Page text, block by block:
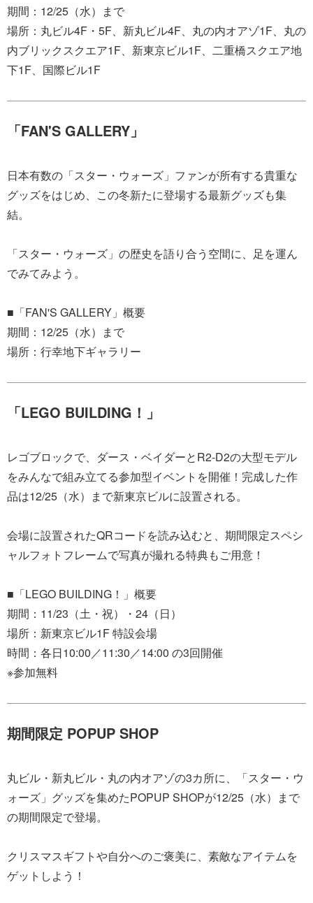
期間：12/25（水）まで
場所：丸ビル4F・5F、新丸ビル4F、丸の内オアゾ1F、丸の
内ブリックスクエア1F、新東京ビル1F、二重橋スクエア地
下1F、国際ビル1F
「FAN'S GALLERY」
日本有数の「スター・ウォーズ」ファンが所有する貴重な
グッズをはじめ、この冬新たに登場する最新グッズも集
結。
「スター・ウォーズ」の歴史を語り合う空間に、足を運ん
でみてみよう。
■「FAN'S GALLERY」概要
期間：12/25（水）まで
場所：行幸地下ギャラリー
「LEGO BUILDING！」
レゴブロックで、ダース・ベイダーとR2-D2の大型モデル
をみんなで組み立てる参加型イベントを開催！完成した作
品は12/25（水）まで新東京ビルに設置される。
会場に設置されたQRコードを読み込むと、期間限定スペシ
ャルフォトフレームで写真が撮れる特典もご用意！
■「LEGO BUILDING！」概要
期間：11/23（土・祝）・24（日）
場所：新東京ビル1F 特設会場
時間：各日10:00／11:30／14:00 の3回開催
※参加無料
期間限定 POPUP SHOP
丸ビル・新丸ビル・丸の内オアゾの3カ所に、「スター・ウ
ォーズ」グッズを集めたPOPUP SHOPが12/25（水）まで
の期間限定で登場。
クリスマスギフトや自分へのご褒美に、素敵なアイテムを
ゲットしよう！